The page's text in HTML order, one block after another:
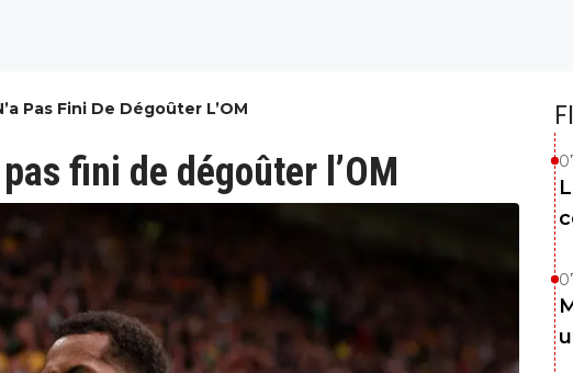
Pas Fini De Dégoûter L’OM
fini de dégoûter l’OM